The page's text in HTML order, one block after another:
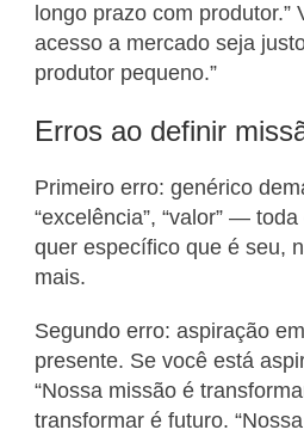
longo prazo com
acesso a mercado seja
produtor pequeno.”
Erros ao definir
Primeiro erro: genérico
“excelência”, “valor” —
quer específico que é seu,
mais.
Segundo erro: aspiração
presente. Se você está
“Nossa missão é
transformar é futuro.